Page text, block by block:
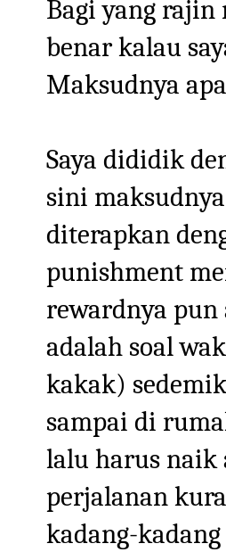
Bagi yang rajin
benar kalau
Maksudnya
Saya dididik
sini
diterapkan
punishment
rewardnya pun
adalah soal
kakak)
sampai di
lalu harus naik
perjalanan
kadang-